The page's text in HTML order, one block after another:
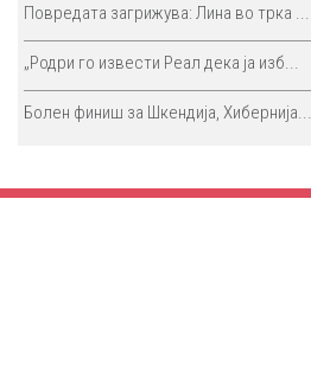
Повредата загрижува: Лина во трка ...
„Родри го извести Реал дека ја изб...
Болен финиш за Шкендија, Хибернија...